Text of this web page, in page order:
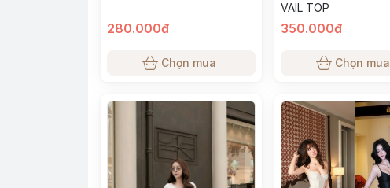
280.000đ
Chọn mua
VAIL TOP
350.000đ
Chọn mua